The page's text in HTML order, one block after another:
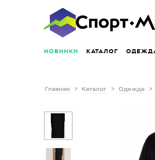
НОВИНКИ КАТАЛОГ
Главная Каталог Одежда